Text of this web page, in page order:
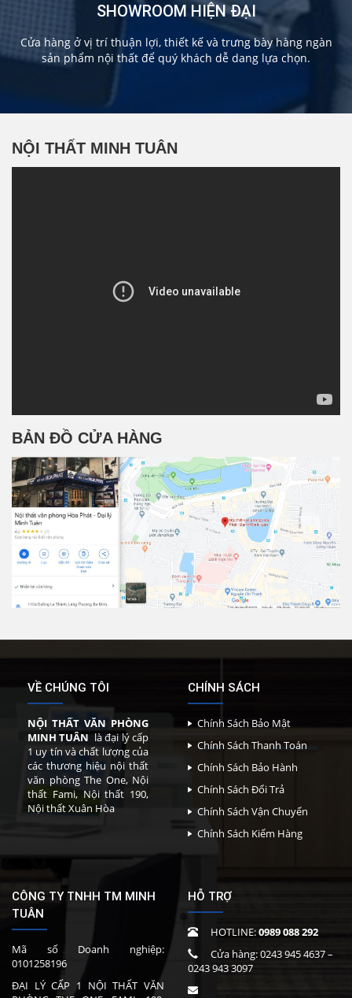
SHOWROOM HIỆN ĐẠI
Cửa hàng ở vị trí thuận lợi, thiết kế và trưng bày hàng ngàn
sản phẩm nội thất để quý khách dễ dang lựa chọn.
NỘI THẤT MINH TUÂN
BẢN ĐỒ CỬA HÀNG
VỀ CHÚNG TÔI
NỘI THẤT VĂN PHÒNG
MINH TUÂN là đại lý cấp
1 uy tín và chất lượng của
các thương hiệu nội thất
văn phòng The One, Nội
thất Fami, Nội thất 190,
Nội thất Xuân Hòa
CHÍNH SÁCH
Chính Sách Bảo Mật
Chính Sách Thanh Toán
Chính Sách Bảo Hành
Chính Sách Đổi Trả
Chính Sách Vận Chuyển
Chính Sách Kiểm Hàng
CÔNG TY TNHH TM MINH
TUÂN
Mã số Doanh nghiệp:
0101258196
ĐẠI LÝ CẤP 1 NỘI THẤT VĂN
HỖ TRỢ
HOTLINE:0989 088 292
Cửa hàng:0243 945 4637–
0243 943 3097